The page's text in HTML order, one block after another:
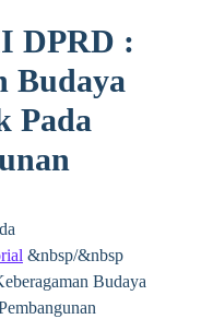
DPRD :
Budaya
Pada
&nbsp/&nbsp
Budaya